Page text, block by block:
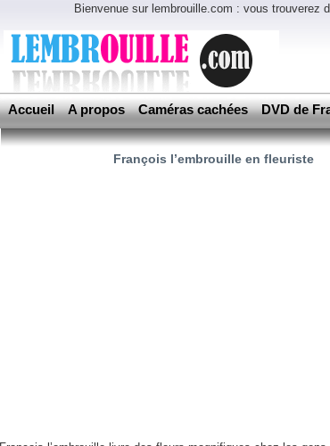
Bienvenue sur lembrouille.com : vous trouverez
Accueil A propos Caméras cachées DVD de
François l’embrouille en fleuriste